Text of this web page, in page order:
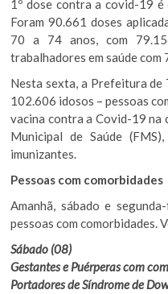
1º dose contra a covid-19
Foram 90.661 doses
70 a 74 anos, com
trabalhadores em saúde com
Nesta sexta, a Prefeitura de
102.606 idosos – pessoas
vacina contra a Covid-19 na
Municipal de Saúde
imunizantes.
Pessoas com comorbidades
Amanhã, sábado e
pessoas com comorbidades.
Sábado (08)
Gestantes e Puérperas com
Portadores de Síndrome de